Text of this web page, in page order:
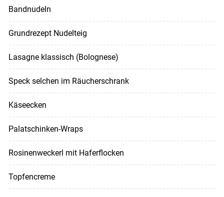
Bandnudeln
Grundrezept Nudelteig
Lasagne klassisch (Bolognese)
Speck selchen im Räucherschrank
Käseecken
Palatschinken-Wraps
Rosinenweckerl mit Haferflocken
Topfencreme